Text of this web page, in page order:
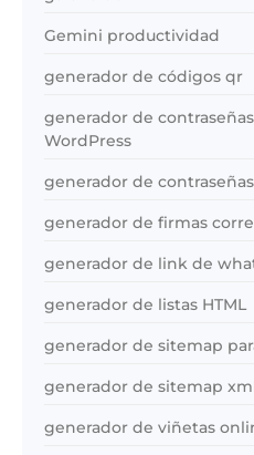
Gemini productividad
generador de códigos qr
generador de
WordPress
generador de
generador de firmas
generador de link de
generador de listas HTML
generador de sitemap
generador de sitemap
generador de viñetas